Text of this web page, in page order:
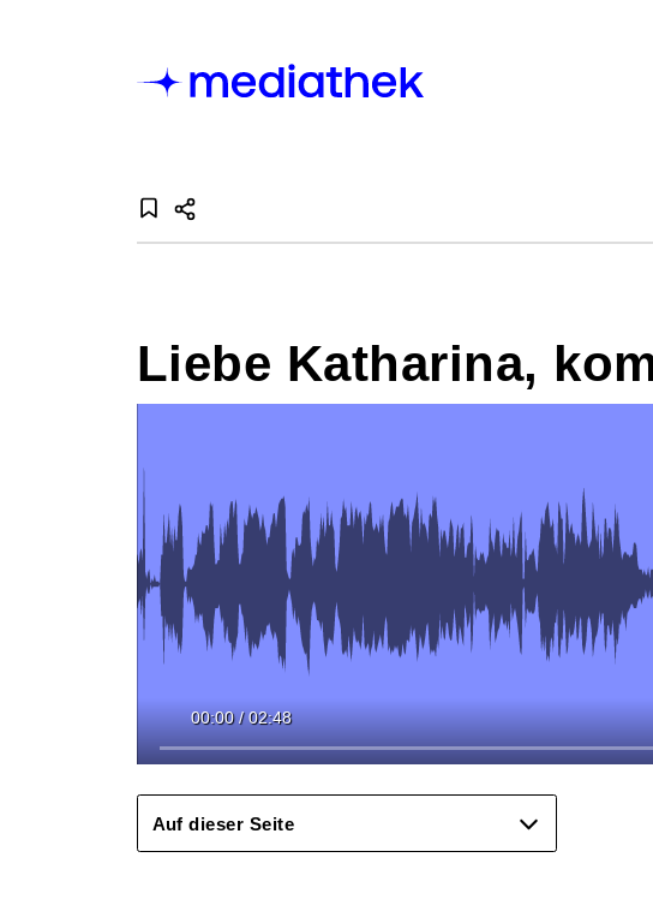
Liebe Katharina,
00:00 / 02:48
Auf dieser Seite